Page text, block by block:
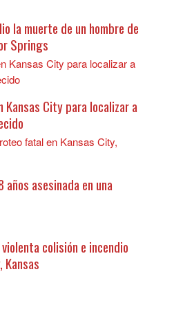
la muerte de un hombre de
Springs
City para localizar a
asesinada en una
colisión e incendio
Kansas